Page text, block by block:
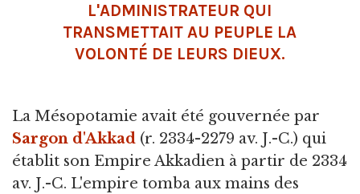
L'ADMINISTRATEUR QUI
TRANSMETTAIT AU PEUPLE LA
VOLONTÉ DE LEURS DIEUX.
La Mésopotamie avait été gouvernée par
Sargon d'Akkad (r. 2334-2279 av. J.-C.) qui
établit son Empire Akkadien à partir de 2334
av. J.-C. L'empire tomba aux mains des